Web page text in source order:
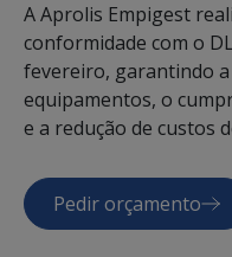
A Aprolis Empigest
conformidade com o
fevereiro, garantindo
equipamentos, o
e a redução de custos
Pedir orçamento